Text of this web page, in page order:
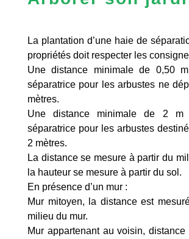
La plantation d’une haie de
propriétés doit respecter les
Une distance minimale de 0,50
séparatrice pour les arbustes ne
mètres.
Une distance minimale de 2
séparatrice pour les arbustes
2 mètres.
La distance se mesure à partir du
la hauteur se mesure à partir du sol.
En présence d’un mur :
Mur mitoyen, la distance est
milieu du mur.
Mur appartenant au voisin,